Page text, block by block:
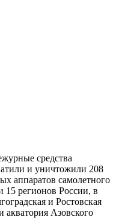
средства
и уничтожили 208
аппаратов самолетного
15 регионов России, в
и Ростовская
акватория Азовского